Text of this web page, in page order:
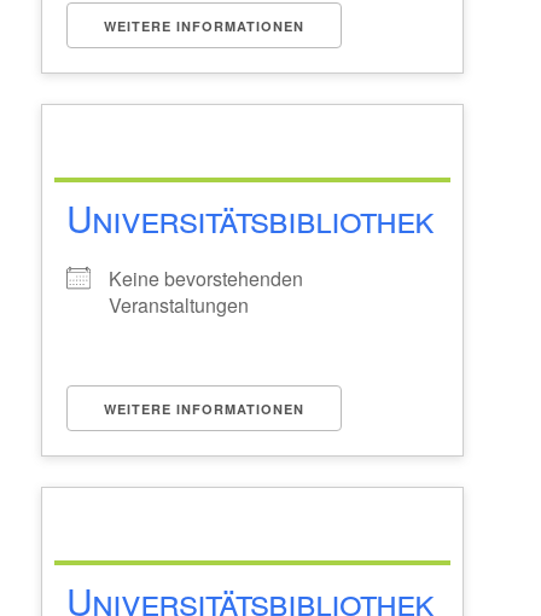
WEITERE INFORMATIONEN
Universitätsbibliothek
Keine bevorstehenden
Veranstaltungen
WEITERE INFORMATIONEN
Universitätsbibliothek